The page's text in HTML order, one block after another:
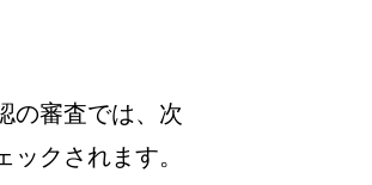
の審査では、次
ックされます。